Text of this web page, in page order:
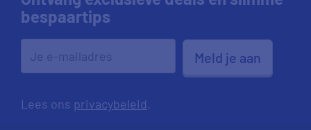
bespaartips
Meld je aan
Lees ons privacybeleid.